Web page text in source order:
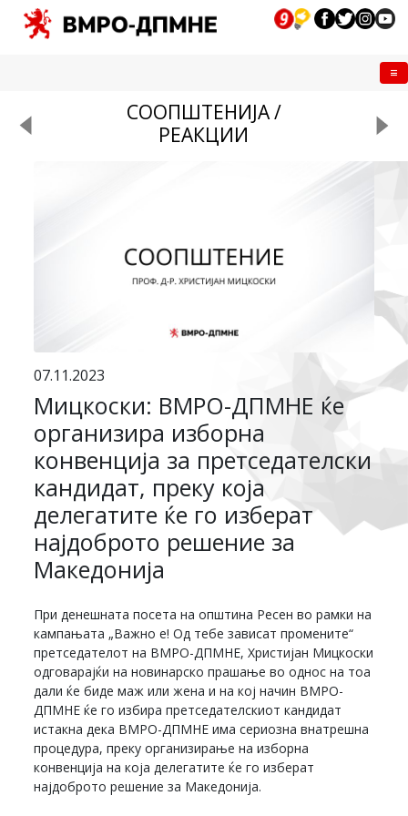
СООПШТЕНИЈА /
РЕАКЦИИ
07.11.2023
Мицкоски: ВМРО-ДПМНЕ ќе
организира изборна
конвенција за претседателски
кандидат, преку која
делегатите ќе го изберат
најдоброто решение за
Македонија
При денешната посета на општина Ресен во рамки на
кампањата „Важно е! Од тебе зависат промените“
претседателот на ВМРО-ДПМНЕ, Христијан Мицкоски
одговарајќи на новинарско прашање во однос на тоа
дали ќе биде маж или жена и на кој начин ВМРО-
ДПМНЕ ќе го избира претседателскиот кандидат
истакна дека ВМРО-ДПМНЕ има сериозна внатрешна
процедура, преку организирање на изборна
конвенција на која делегатите ќе го изберат
најдоброто решение за Македонија.